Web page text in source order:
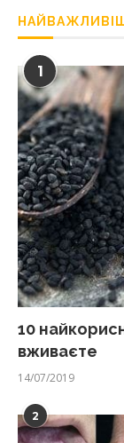
1
10
вживаєте
14/07/2019
2